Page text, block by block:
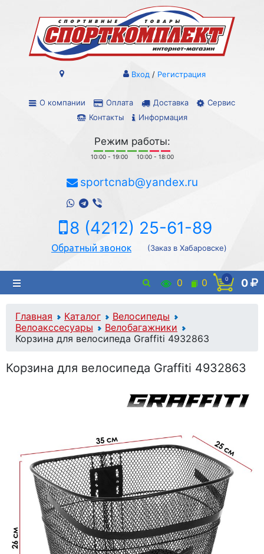
О компании Оплата Доставка
Сервис
Контакты
Информация
Вход / Регистрация
Режим работы:
10:00 - 19:00 10:00 - 18:00
sportcnab@yandex.ru
8 (4212) 25-61-89
Обратный звонок (Заказ в Хабаровске)
0 0 0 0
Главная Каталог
Велосипеды
Велоакссесуары
Велобагажники
Корзина для велосипеда Graffiti 4932863
Корзина для велосипеда Graffiti 4932863